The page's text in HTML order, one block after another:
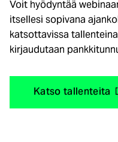
Voit hyödyntää
itsellesi sopivana
katsottavissa
kirjaudutaan
Katso tallenteita
u